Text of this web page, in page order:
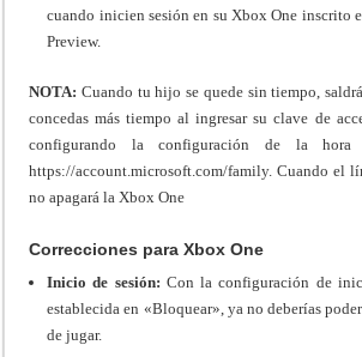
cuando inicien sesión en su Xbox One inscrito
Preview.
NOTA: Cuando tu hijo se quede sin tiempo,
concedas más tiempo al ingresar su clave de
configurando la configuración de la
https://account.microsoft.com/family. Cuando el
no apagará la Xbox One
Correcciones para Xbox One
Inicio de sesión: Con la configuración de
establecida en «Bloquear», ya no deberías
de jugar.